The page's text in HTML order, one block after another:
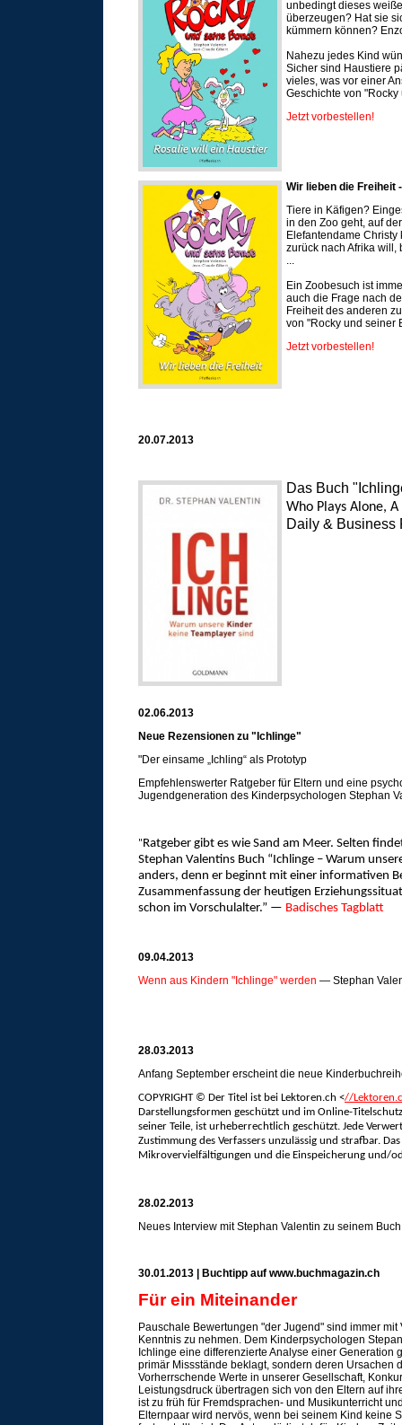
unbedingt dieses
überzeugen? Hat sie
kümmern können?
Nahezu jedes Kind
Sicher sind Haustiere
vieles, was vor einer
Geschichte von
Jetzt vorbestellen!
Wir lieben die Freiheit
Tiere in Käfigen?
in den Zoo geht, auf
Elefantendame
zurück nach Afrika will,
...
Ein Zoobesuch ist
auch die Frage nach
Freiheit des anderen
von "Rocky und seiner
Jetzt vorbestellen!
20.07.2013
Das Buch
Who Plays Alone,
Daily & Business
02.06.2013
Neue Rezensionen zu "Ichlinge"
"Der einsame „Ichling“ als Prototyp
Empfehlenswerter Ratgeber für Eltern und eine
Jugendgeneration des Kinderpsychologen Stephan
" Ratgeber gibt es wie Sand am Meer. Selten
Stephan Valentins Buch “Ichlinge – Warum
anders, denn er beginnt mit einer informativen
Zusammenfassung der heutigen
schon im Vorschulalter.” — Badisches Tagblatt
09.04.2013
Wenn aus Kindern "Ichlinge" werden — Stephan
28.03.2013
Anfang September erscheint die neue
COPYRIGHT © Der Titel ist bei Lektoren.ch <//
Darstellungsformen geschützt und im Online-
seiner Teile, ist urheberrechtlich geschützt. Jede
Zustimmung des Verfassers unzulässig und strafbar.
Mikrovervielfältigungen und die Einspeicherung und/
28.02.2013
Neues Interview mit Stephan Valentin zu seinem
30.01.2013 | Buchtipp auf www.buchmagazin.ch
Für ein Miteinander
Pauschale Bewertungen "der Jugend" sind immer mit
Kenntnis zu nehmen. Dem Kinderpsychologen
Ichlinge eine differenzierte Analyse einer Generation
primär Missstände beklagt, sondern deren Ursachen
Vorherrschende Werte in unserer Gesellschaft,
Leistungsdruck übertragen sich von den Eltern auf
ist zu früh für Fremdsprachen- und Musikunterricht
Elternpaar wird nervös, wenn bei seinem Kind keine